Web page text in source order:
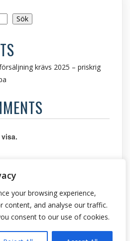
your browsing experience,
content, and analyse our traffic.
consent to our use of cookies.
Sök
krävs 2025 – priskrig